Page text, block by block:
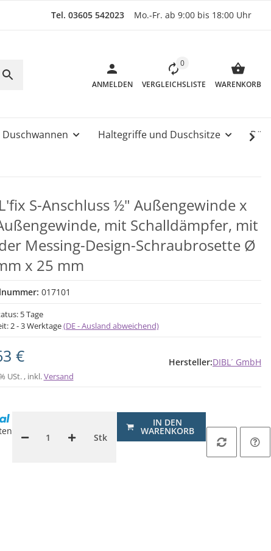
Tel. 03605 542023 Mo.-Fr. ab 9:00 bis 18:00 Uhr
ANMELDEN
0
VERGLEICHSLISTE WARENKORB
Duschwannen Haltegriffe und Duschsitze
S-Anschluss ½" Außengewinde x
mit Schalldämpfer, mit
Messing-Design-Schraubrosette Ø
x 25 mm
017101
5 Tage
2 - 3 Werktage(DE - Ausland abweichend)
€
USt. , inkl.Versand
Hersteller:DIBL´ GmbH
Stk
IN DEN
WARENKORB